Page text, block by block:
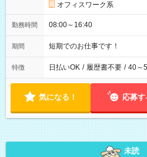
オフィスワーク系
勤務時間 08:00～16:40
期間 短期でのお仕事です！
特徴 日払いOK / 履歴書不要 / 40～
気になる！ 応募す
未読